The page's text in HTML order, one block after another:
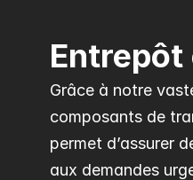
Grâce à notre
composants de
permet d’assurer
aux demandes